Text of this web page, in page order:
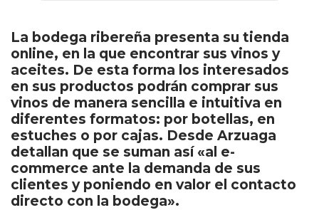
La bodega ribereña presenta su tienda
online, en la que encontrar sus vinos y
aceites. De esta forma los interesados
en sus productos podrán comprar sus
vinos de manera sencilla e intuitiva en
diferentes formatos: por botellas, en
estuches o por cajas. Desde Arzuaga
detallan que se suman así «al e-
commerce ante la demanda de sus
clientes y poniendo en valor el contacto
directo con la bodega».